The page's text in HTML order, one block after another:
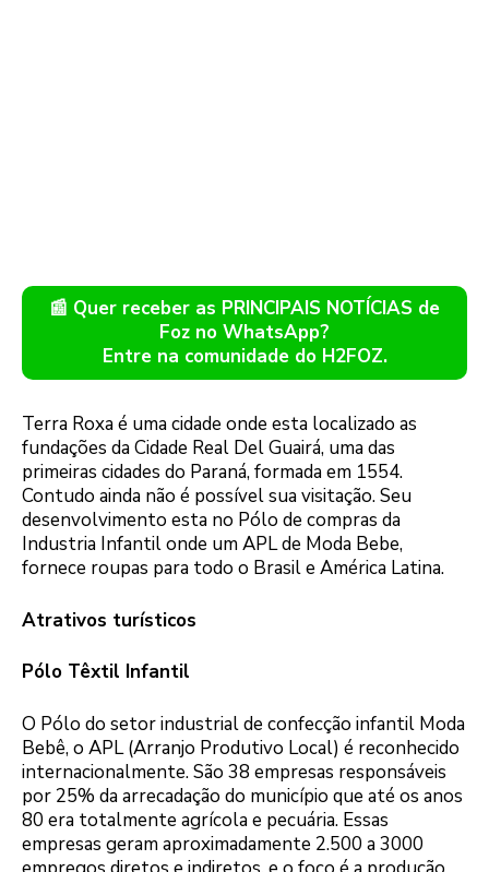
📰 Quer receber as PRINCIPAIS NOTÍCIAS de
Foz no WhatsApp?
Entre na comunidade do H2FOZ.
Terra Roxa é uma cidade onde esta localizado as
fundações da Cidade Real Del Guairá, uma das
primeiras cidades do Paraná, formada em 1554.
Contudo ainda não é possível sua visitação. Seu
desenvolvimento esta no Pólo de compras da
Industria Infantil onde um APL de Moda Bebe,
fornece roupas para todo o Brasil e América Latina.
Atrativos turísticos
Pólo Têxtil Infantil
O Pólo do setor industrial de confecção infantil Moda
Bebê, o APL (Arranjo Produtivo Local) é reconhecido
internacionalmente. São 38 empresas responsáveis
por 25% da arrecadação do município que até os anos
80 era totalmente agrícola e pecuária. Essas
empresas geram aproximadamente 2.500 a 3000